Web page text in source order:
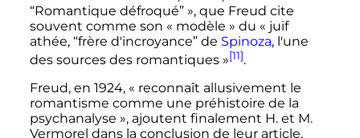
“Romantique défroqué” », que Freud cite
souvent comme son « modèle » du « juif
athée, “frère d'incroyance” de Spinoza, l'une
des sources des romantiques »[11].
Freud, en 1924, « reconnaît allusivement le
romantisme comme une préhistoire de la
psychanalyse », ajoutent finalement H. et M.
Vermorel dans la conclusion de leur article,